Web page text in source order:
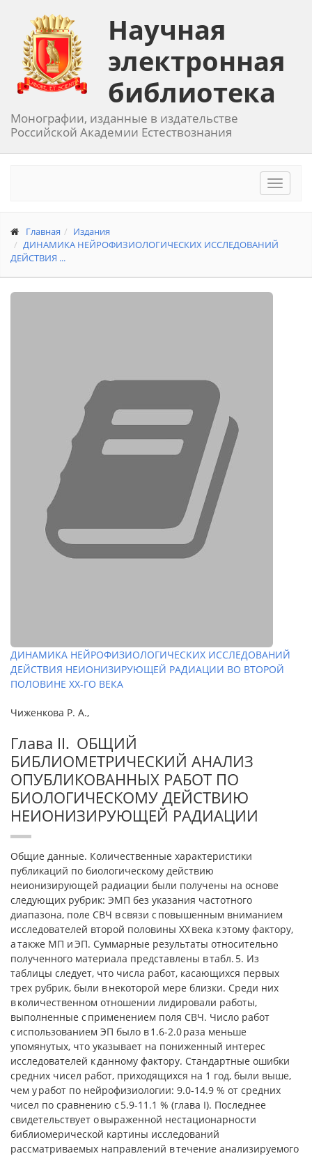
Научная
электронная
библиотека
Монографии, изданные в издательстве
Российской Академии Естествознания
Toggle
Главная
Издания
ДИНАМИКА НЕЙРОФИЗИОЛОГИЧЕСКИХ ИССЛЕДОВАНИЙ
ДЕЙСТВИЯ ...
ДИНАМИКА НЕЙРОФИЗИОЛОГИЧЕСКИХ ИССЛЕДОВАНИЙ
ДЕЙСТВИЯ НЕИОНИЗИРУЮЩЕЙ РАДИАЦИИ ВО ВТОРОЙ
ПОЛОВИНЕ ХХ-ГО ВЕКА
Чиженкова Р. А.,
Глава II. ОБЩИЙ
БИБЛИОМЕТРИЧЕСКИЙ АНАЛИЗ
ОПУБЛИКОВАННЫХ РАБОТ ПО
БИОЛОГИЧЕСКОМУ ДЕЙСТВИЮ
НЕИОНИЗИРУЮЩЕЙ РАДИАЦИИ
Общие данные. Количественные характеристики
публикаций по биологическому действию
неионизирующей радиации были получены на основе
следующих рубрик: ЭМП без указания частотного
диапазона, поле СВЧ в связи с повышенным вниманием
исследователей второй половины XX века к этому фактору,
а также МП и ЭП. Суммарные результаты относительно
полученного материала представлены в табл. 5. Из
таблицы следует, что числа работ, касающихся первых
трех рубрик, были в некоторой мере близки. Среди них
в количественном отношении лидировали работы,
выполненные с применением поля СВЧ. Число работ
с использованием ЭП было в 1.6-2.0 раза меньше
упомянутых, что указывает на пониженный интерес
исследователей к данному фактору. Стандартные ошибки
средних чисел работ, приходящихся на 1 год, были выше,
чем у работ по нейрофизиологии: 9.0-14.9 % от средних
чисел по сравнению с 5.9-11.1 % (глава I). Последнее
свидетельствует о выраженной нестационарности
библиомерической картины исследований
рассматриваемых направлений в течение анализируемого